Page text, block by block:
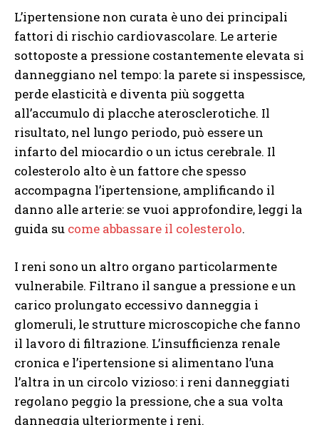
L’ipertensione non curata è uno dei principali
fattori di rischio cardiovascolare. Le arterie
sottoposte a pressione costantemente elevata si
danneggiano nel tempo: la parete si inspessisce,
perde elasticità e diventa più soggetta
all’accumulo di placche aterosclerotiche. Il
risultato, nel lungo periodo, può essere un
infarto del miocardio o un ictus cerebrale. Il
colesterolo alto è un fattore che spesso
accompagna l’ipertensione, amplificando il
danno alle arterie: se vuoi approfondire, leggi la
guida su come abbassare il colesterolo.
I reni sono un altro organo particolarmente
vulnerabile. Filtrano il sangue a pressione e un
carico prolungato eccessivo danneggia i
glomeruli, le strutture microscopiche che fanno
il lavoro di filtrazione. L’insufficienza renale
cronica e l’ipertensione si alimentano l’una
l’altra in un circolo vizioso: i reni danneggiati
regolano peggio la pressione, che a sua volta
danneggia ulteriormente i reni.